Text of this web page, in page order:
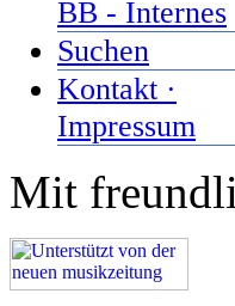
BB - Internes
Suchen
Kontakt ·
Impressum
Mit